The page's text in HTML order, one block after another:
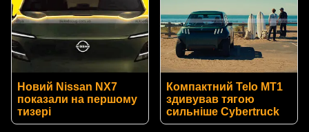
Новий Nissan NX7
показали на першому
тизері
Компактний Telo MT1
здивував тягою
сильніше Cybertruck